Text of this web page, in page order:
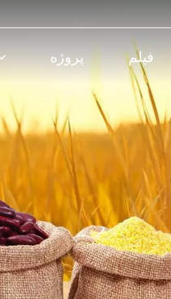
پروژه فیلم